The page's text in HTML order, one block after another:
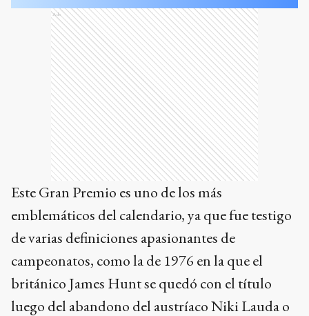
Ads
Este Gran Premio es uno de los más
emblemáticos del calendario, ya que fue testigo
de varias definiciones apasionantes de
campeonatos, como la de 1976 en la que el
británico James Hunt se quedó con el título
luego del abandono del austríaco Niki Lauda o